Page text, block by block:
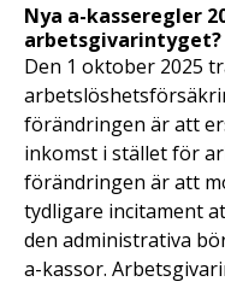
Nya a-kasseregler
arbetsgivarintyget?
Den 1 oktober 2025
förändringen är att
inkomst i stället för
förändringen är att
tydligare incitament
den administrativa
a-kassor.